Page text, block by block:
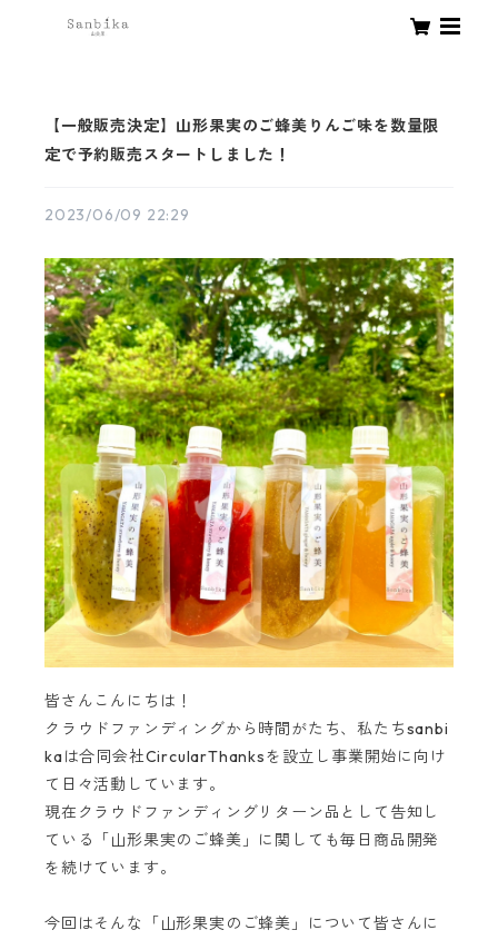
【一般販売決定】山形果実のご蜂美りんご味を数量限
定で予約販売スタートしました！
2023/06/09 22:29
皆さんこんにちは！
クラウドファンディングから時間がたち、私たちsanbi
kaは合同会社CircularThanksを設立し事業開始に向け
て日々活動しています。
現在クラウドファンディングリターン品として告知し
ている「山形果実のご蜂美」に関しても毎日商品開発
を続けています。
今回はそんな「山形果実のご蜂美」について皆さんに